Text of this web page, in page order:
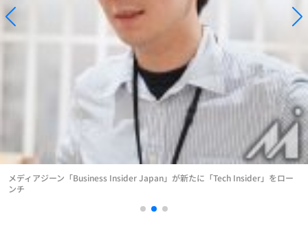
メディアジーン「Business Insider Japan」が新たに「Tech Insider」をロー
ンチ